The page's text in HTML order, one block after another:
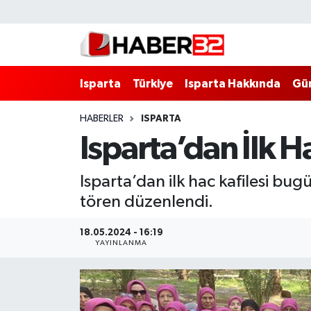
Isparta Türkiye Isparta Hakkında
HABERLER ISPARTA
Isparta’dan İlk
Isparta’dan ilk hac kafilesi
tören düzenlendi.
18.05.2024 - 16:19
YAYINLANMA
Isparta Hakkında
Esnaf Diyor ki;
BİLİM VE TEKNOLOJİ
EĞİTİM
Isparta Nöbetçi Eczaneler
Isparta Hava Durumu
Isparta Trafik Yoğunluk Haritası
Süper Lig Puan Durumu ve Fikstür
Tüm Manşetler
Son Dakika Haberleri